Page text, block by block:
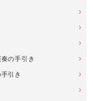
の手引き
引き